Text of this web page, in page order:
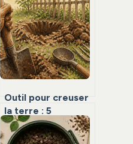
Outil pour creuser
la terre : 5
solutions pour
dompter les sols